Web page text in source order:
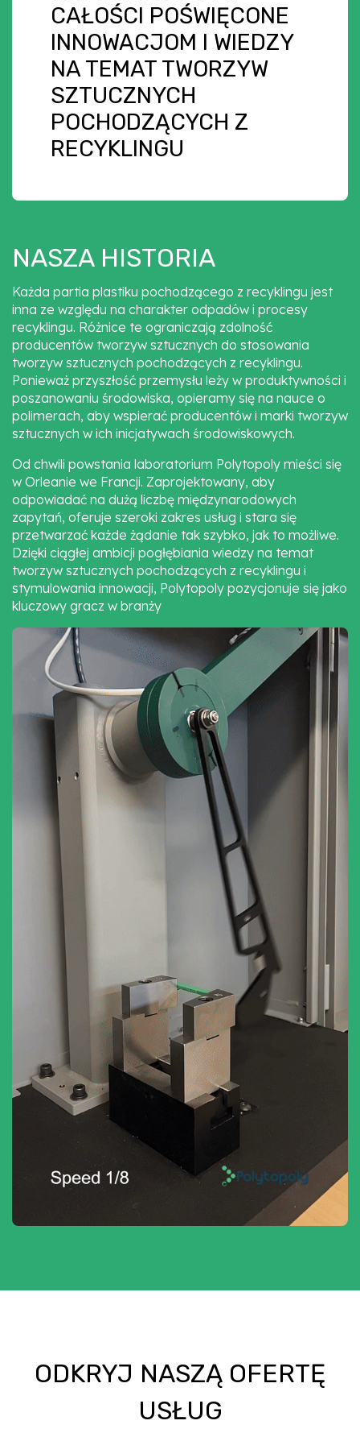
CAŁOŚCI POŚWIĘCONE
INNOWACJOM I WIEDZY
NA TEMAT TWORZYW
SZTUCZNYCH
POCHODZĄCYCH Z
RECYKLINGU
NASZA HISTORIA
Każda partia plastiku pochodzącego z recyklingu jest
inna ze względu na charakter odpadów i procesy
recyklingu. Różnice te ograniczają zdolność
producentów tworzyw sztucznych do stosowania
tworzyw sztucznych pochodzących z recyklingu.
Ponieważ przyszłość przemysłu leży w produktywności i
poszanowaniu środowiska, opieramy się na nauce o
polimerach, aby wspierać producentów i marki tworzyw
sztucznych w ich inicjatywach środowiskowych.
Od chwili powstania laboratorium Polytopoly mieści się
w Orleanie we Francji. Zaprojektowany, aby
odpowiadać na dużą liczbę międzynarodowych
zapytań, oferuje szeroki zakres usług i stara się
przetwarzać każde żądanie tak szybko, jak to możliwe.
Dzięki ciągłej ambicji pogłębiania wiedzy na temat
tworzyw sztucznych pochodzących z recyklingu i
stymulowania innowacji, Polytopoly pozycjonuje się jako
kluczowy gracz w branży
ODKRYJ NASZĄ OFERTĘ
USŁUG